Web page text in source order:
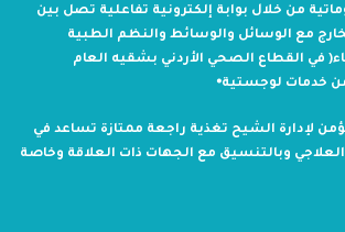
من خلال بوابة إلكترونية تفاعلية تصل بين
مع الوسائل والوسائط والنظم الطبية
في القطاع الصحي الأردني بشقيه العام
خدمات لوجستية⦁
لإدارة الشيح تغذية راجعة ممتازة تساعد في
وبالتنسيق مع الجهات ذات العلاقة وخاصة